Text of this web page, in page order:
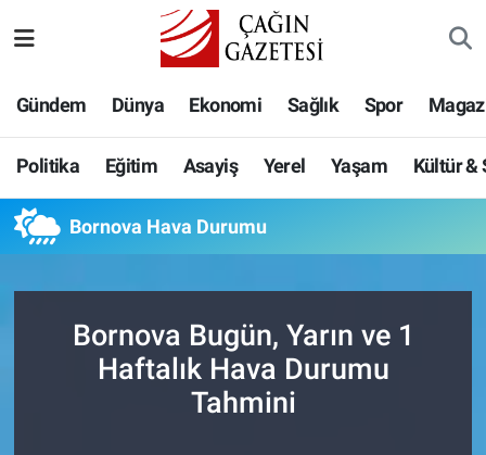
Gündem Dünya Ekonomi Sağlık Spor
Politika Eğitim Asayiş Yerel Yaşam Kültür &
Bornova Hava Durumu
Bornova Bugün, Yarın ve 1
Haftalık Hava Durumu
Tahmini
Eğitim
Asayiş
Yerel
Kültür & Sanat
Hava Durumu
Namaz Vakitleri
Trafik Durumu
Tüm Manşetler
Son Dakika Haberleri